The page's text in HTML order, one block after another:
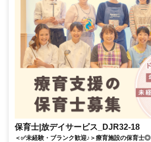
保育士|放デイサービス_DJR32-18
＜✅未経験・ブランク歓迎♪＞療育施設の保育士◎